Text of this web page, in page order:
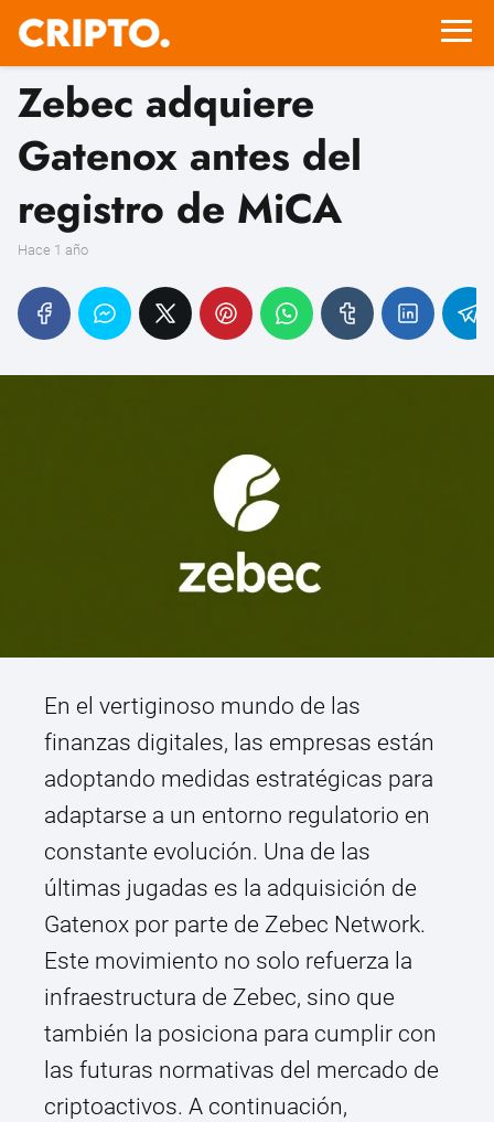
Zebec adquiere
Gatenox antes del
registro de MiCA
hace 1 año
En el vertiginoso mundo de las
finanzas digitales, las empresas están
adoptando medidas estratégicas para
adaptarse a un entorno regulatorio en
constante evolución. Una de las
últimas jugadas es la adquisición de
Gatenox por parte de Zebec Network.
Este movimiento no solo refuerza la
infraestructura de Zebec, sino que
también la posiciona para cumplir con
las futuras normativas del mercado de
criptoactivos. A continuación,